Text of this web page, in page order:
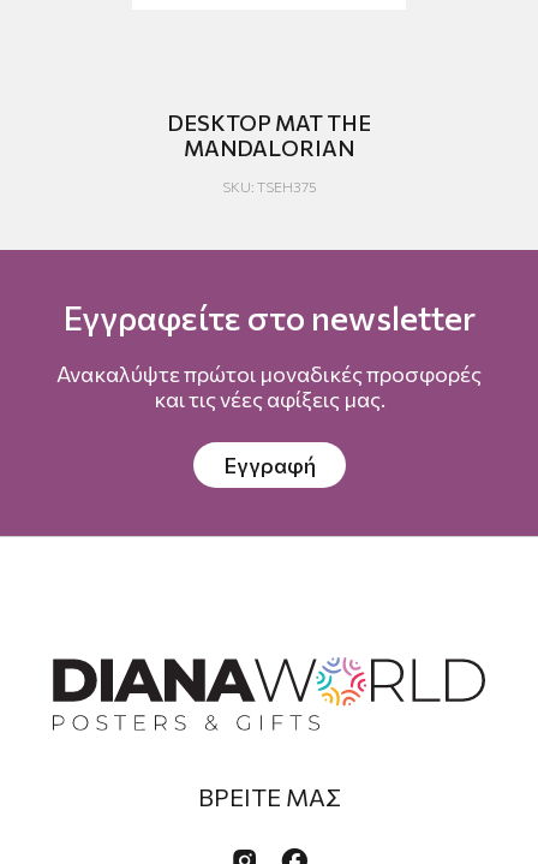
DESKTOP MAT THE
MANDALORIAN
SKU: TSEH375
Εγγραφείτε στο newsletter
Ανακαλύψτε πρώτοι μοναδικές προσφορές
και τις νέες αφίξεις μας.
Εγγραφή
ΒΡΕΙΤΕ ΜΑΣ